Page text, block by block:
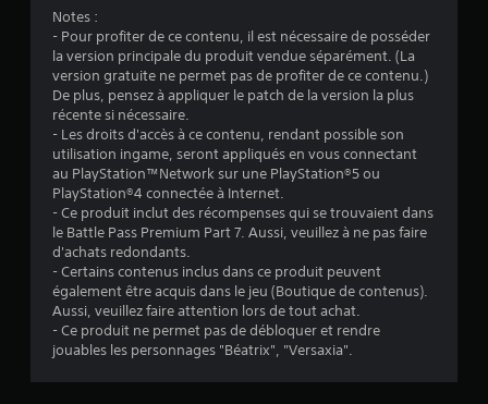
é
t
o
i
e
u
5
Notes :
- Pour profiter de ce contenu, il est nécessaire de posséder
la version principale du produit vendue séparément. (La
version gratuite ne permet pas de profiter de ce contenu.)
De plus, pensez à appliquer le patch de la version la plus
récente si nécessaire.
- Les droits d'accès à ce contenu, rendant possible son
utilisation ingame, seront appliqués en vous connectant
au PlayStation™Network sur une PlayStation®5 ou
PlayStation®4 connectée à Internet.
- Ce produit inclut des récompenses qui se trouvaient dans
le Battle Pass Premium Part 7. Aussi, veuillez à ne pas faire
d'achats redondants.
- Certains contenus inclus dans ce produit peuvent
également être acquis dans le jeu (Boutique de contenus).
Aussi, veuillez faire attention lors de tout achat.
- Ce produit ne permet pas de débloquer et rendre
jouables les personnages "Béatrix", "Versaxia".